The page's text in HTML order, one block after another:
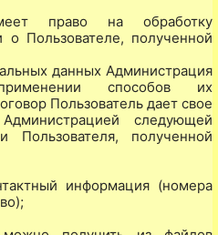
право на обработку
о Пользователе, полученной
данных Администрация
способов их
Пользователь дает свое
следующей
Пользователя, полученной
информация (номера